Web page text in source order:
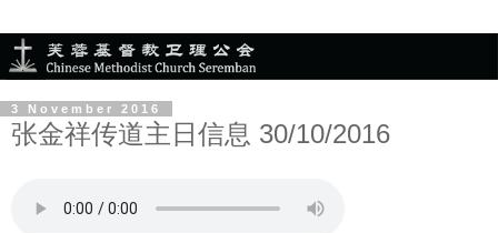
3 November 2016
张金祥传道主日信息 30/10/2016